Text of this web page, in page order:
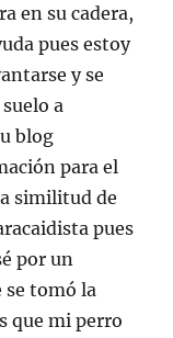
en su cadera,
pues estoy
y se
a
blog
para el
similitud de
pues
por un
se tomó la
que mi perro